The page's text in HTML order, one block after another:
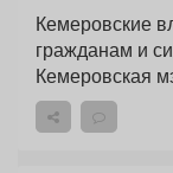
Кемеровские
гражданам и
Кемеровская